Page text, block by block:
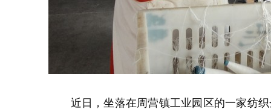
近日，坐落在周营镇工业园区的一家纺织